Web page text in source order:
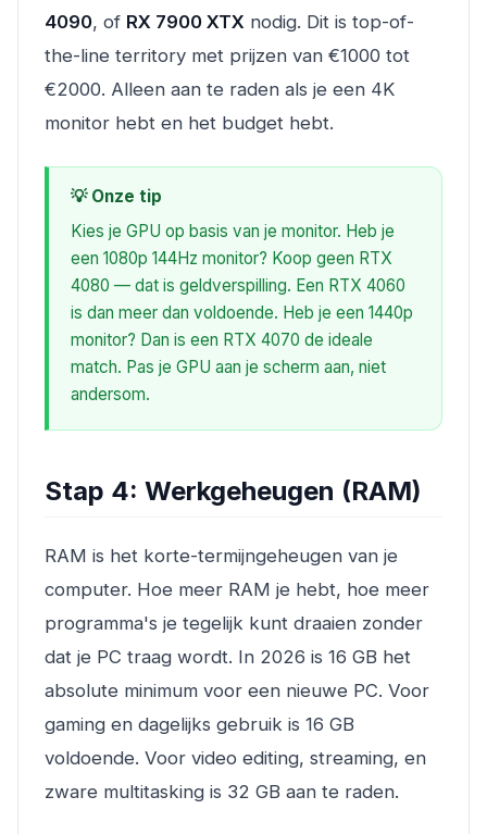
4090, of RX 7900 XTX nodig. Dit is top-of-
the-line territory met prijzen van €1000 tot
€2000. Alleen aan te raden als je een 4K
monitor hebt en het budget hebt.
💡 Onze tip
Kies je GPU op basis van je monitor. Heb je
een 1080p 144Hz monitor? Koop geen RTX
4080 — dat is geldverspilling. Een RTX 4060
is dan meer dan voldoende. Heb je een 1440p
monitor? Dan is een RTX 4070 de ideale
match. Pas je GPU aan je scherm aan, niet
andersom.
Stap 4: Werkgeheugen (RAM)
RAM is het korte-termijngeheugen van je
computer. Hoe meer RAM je hebt, hoe meer
programma's je tegelijk kunt draaien zonder
dat je PC traag wordt. In 2026 is 16 GB het
absolute minimum voor een nieuwe PC. Voor
gaming en dagelijks gebruik is 16 GB
voldoende. Voor video editing, streaming, en
zware multitasking is 32 GB aan te raden.